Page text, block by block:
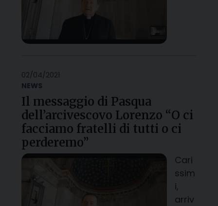
02/04/2021
NEWS
Il messaggio di Pasqua
dell’arcivescovo Lorenzo “O ci
facciamo fratelli di tutti o ci
perderemo”
Cari
ssim
i,
arriv